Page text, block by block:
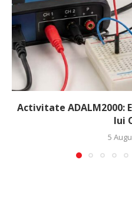
Activitate ADALM2000:
lui
5